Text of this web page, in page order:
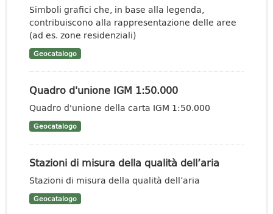
Simboli grafici che, in base alla legenda,
contribuiscono alla rappresentazione delle aree
(ad es. zone residenziali)
Geocatalogo
Quadro d'unione IGM 1:50.000
Quadro d'unione della carta IGM 1:50.000
Geocatalogo
Stazioni di misura della qualità dell’aria
Stazioni di misura della qualità dell’aria
Geocatalogo